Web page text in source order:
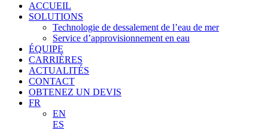
ACCUEIL
SOLUTIONS
Technologie de dessalement de l’eau de mer
Service d’approvisionnement en eau
ÉQUIPE
CARRIÈRES
ACTUALITÉS
CONTACT
OBTENEZ UN DEVIS
FR
EN
ES